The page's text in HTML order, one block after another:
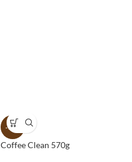
-11%
Coffee Clean 570g